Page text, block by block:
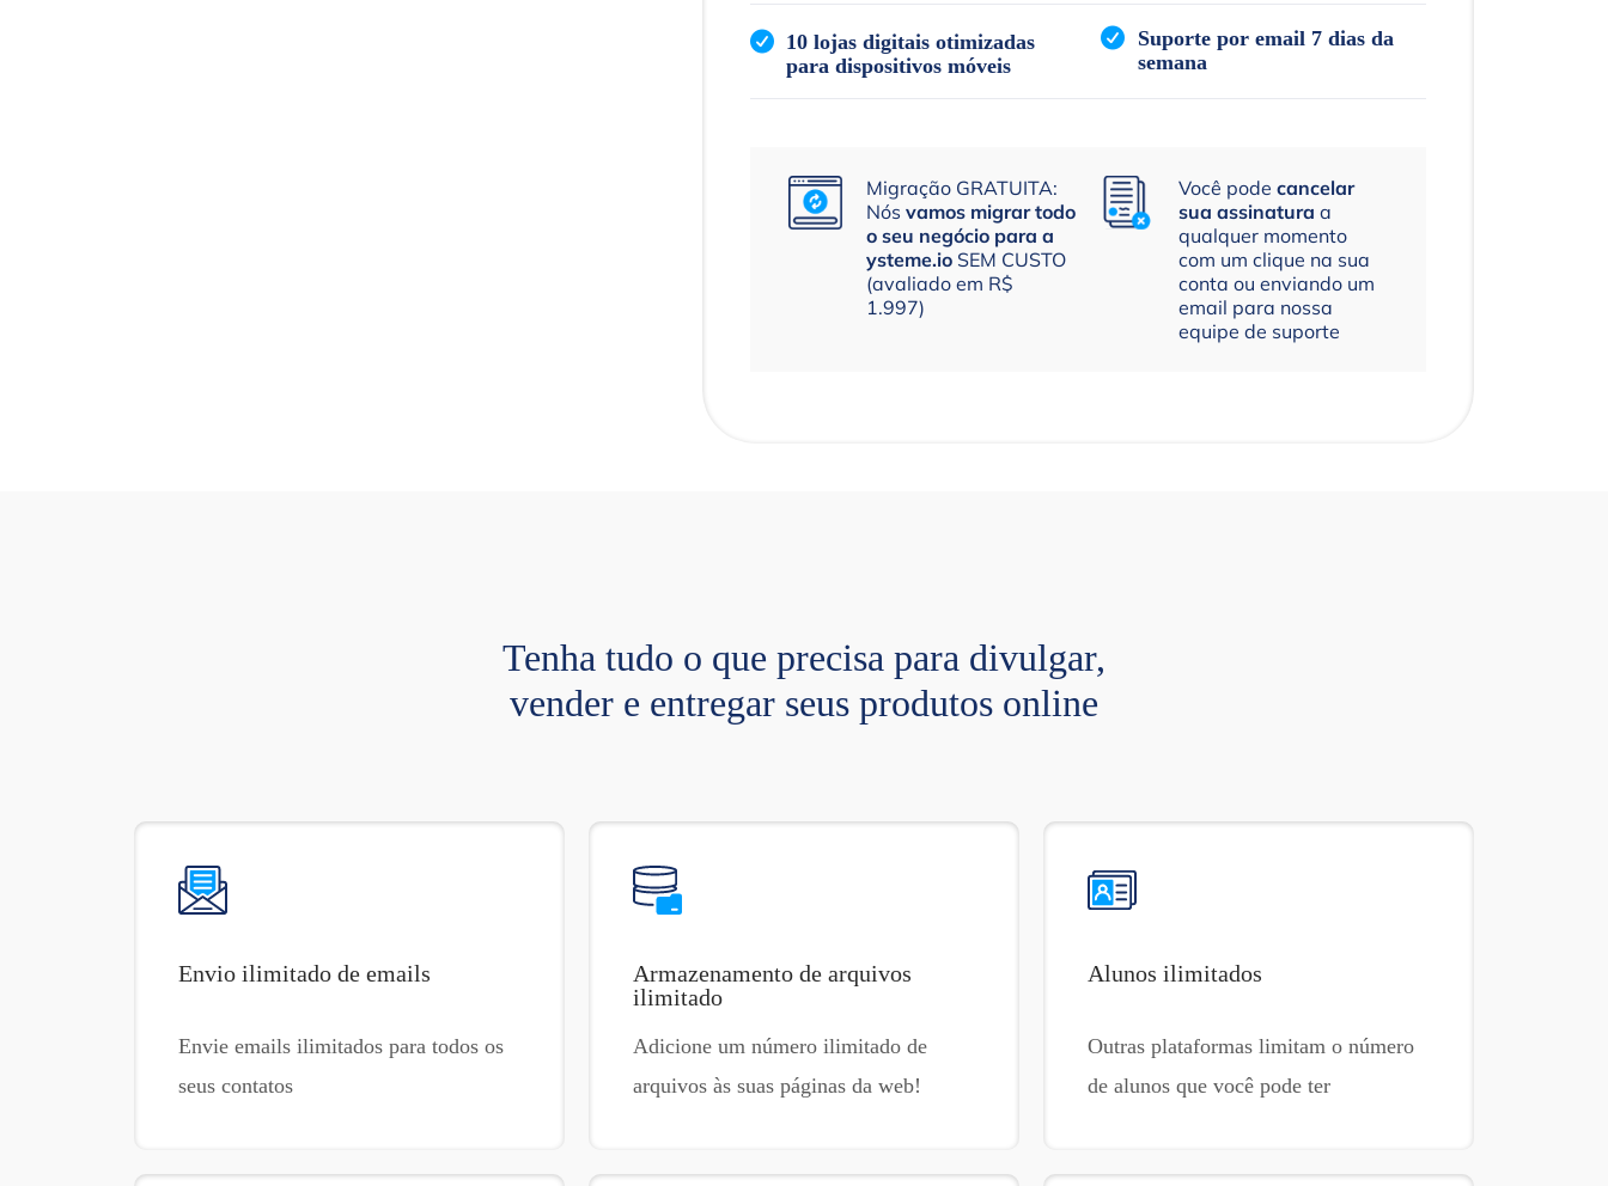
10 lojas digitais otimizadas
para dispositivos móveis
Suporte por email 7 dias da
semana
Migração GRATUITA:
Nósvamos migrar todo
o seu negócio para a
ysteme.io SEM CUSTO
(avaliado em R$
1.997)
Você pode cancelar
sua assinatura a
qualquer momento
com um clique na sua
conta ou enviando um
email para nossa
equipe de suporte
Tenha tudo o que precisa para divulgar,
vender e entregar seus produtos online
Envio ilimitado de emails
Envie emails ilimitados para todos os
seus contatos
Armazenamento de arquivos
ilimitado
Adicione um número ilimitado de
arquivos às suas páginas da web!
Alunos ilimitados
Outras plataformas limitam o número
de alunos que você pode ter